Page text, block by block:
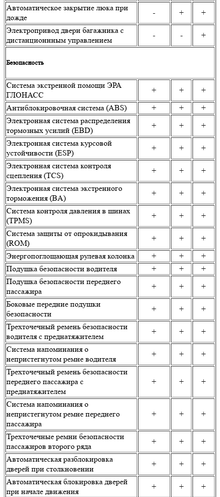
Автоматическое закрытие люка при
дожде
- +
+
Электропривод двери багажника с
дистанционнным управлением
- - +
Безопасность
Система экстренной помощи ЭРА
ГЛОНАСС
+ +
+
Антиблокировочная система (ABS)
+ +
+
Электронная система распределения
тормозных усилий (EBD)
+ +
+
Электронная система курсовой
устойчивости (ESP)
+ +
+
Электронная система контроля
сцепления (TCS)
+ +
+
Электронная система экстренного
торможения (BA)
+ +
+
Система контроля давления в шинах
(TPMS)
+ +
+
Система защиты от опрокидывания
(ROM)
+ +
+
Энергопоглощающая рулевая колонка
+ +
+
Подушка безопасности водителя
+ +
+
Подушка безопасности переднего
пассажира
+ +
+
Боковые передние подушки
безопасности
+ +
+
Трехточечный ремень безопасности
водителя с преднатяжителем
+ +
+
Система напоминания о
непристегнутом ремне водителя
+ +
+
Трехточечный ремень безопасности
переднего пассажира с
преднатяжителем
+ + +
Система напоминания о
непристегнутом ремне переднего
пассажира
+ + +
Трехточечные ремни безопасности
пассажиров второго ряда
+ +
+
Автоматическая разблокировка
дверей при столкновении
+ +
+
Автоматическая блокировка дверей
при начале движения
+ +
+